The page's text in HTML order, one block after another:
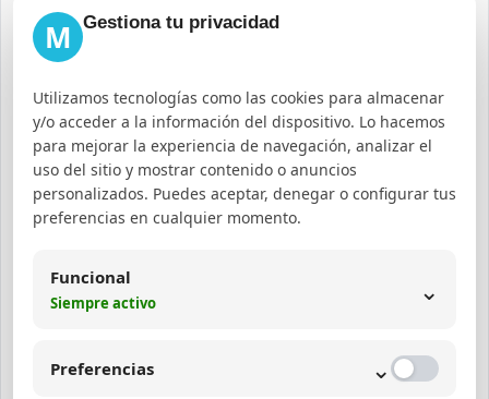
gastos indirectos puede inflar el ROI.
Asignar ingresos incorrectamente:
la atribución multi-canal puede subestimar el
aporte del SEO.
Medir solo tráfico: El volumen de visitas sin
análisis de conversiones no refleja
rentabilidad.
acumulativo y requiere tiempo para mostrar
Falta de objetivos claros:
M Gestiona tu privacidad
Utilizamos tecnologías como las cookies para almacenar
y/o acceder a la información del dispositivo. Lo hacemos
para mejorar la experiencia de navegación, analizar el
uso del sitio y mostrar contenido o anuncios
personalizados. Puedes aceptar, denegar o configurar tus
preferencias en cualquier momento.
Funcional
Siempre activo ⌄
Preferencias ⌄